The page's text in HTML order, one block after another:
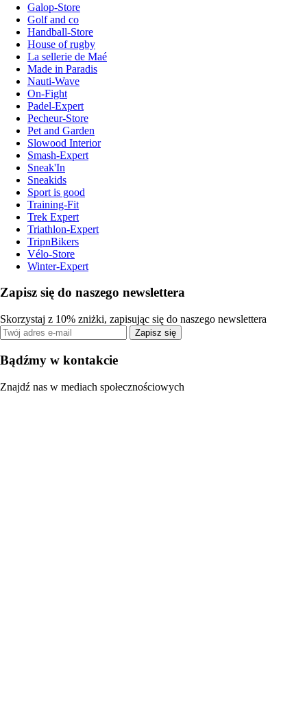
Galop-Store
Golf and co
Handball-Store
House of rugby
La sellerie de Maé
Made in Paradis
Nauti-Wave
On-Fight
Padel-Expert
Pecheur-Store
Pet and Garden
Slowood Interior
Smash-Expert
Sneak'In
Sneakids
Sport is good
Training-Fit
Trek Expert
Triathlon-Expert
TripnBikers
Vélo-Store
Winter-Expert
Zapisz się do naszego newslettera
Skorzystaj z 10% zniżki, zapisując się do naszego newslettera
Zapisz się
Bądźmy w kontakcie
Znajdź nas w mediach społecznościowych